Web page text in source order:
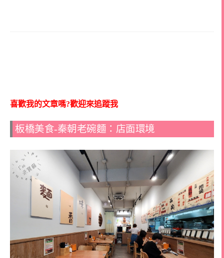
喜歡我的文章嗎?歡迎來追蹤我
板橋美食-秦朝老碗麵：店面環境